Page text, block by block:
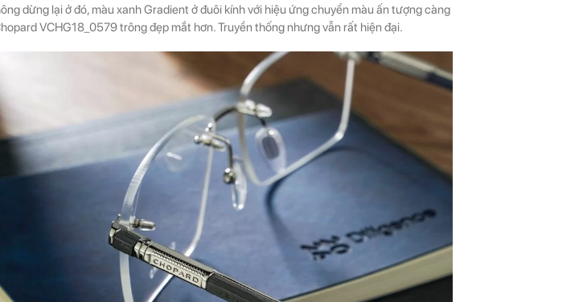
dừng lại ở đó, màu xanh Gradient ở đuôi kính với hiệu ứng chuyển màu ấn tượng càng
VCHG18_0579 trông đẹp mắt hơn. Truyền thống nhưng vẫn rất hiện đại.